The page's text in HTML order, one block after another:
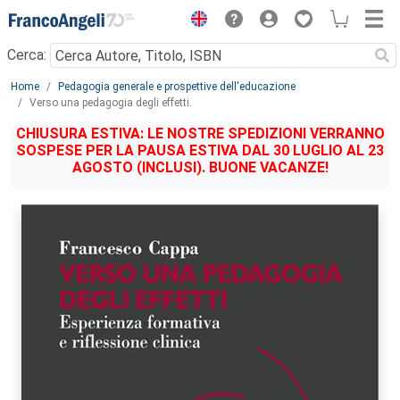
Menu
Cerca:
Main content
Home
Pedagogia generale e prospettive dell'educazione
Verso una pedagogia degli effetti.
CHIUSURA ESTIVA: LE NOSTRE SPEDIZIONI VERRANNO
SOSPESE PER LA PAUSA ESTIVA DAL 30 LUGLIO AL 23
AGOSTO (INCLUSI). BUONE VACANZE!